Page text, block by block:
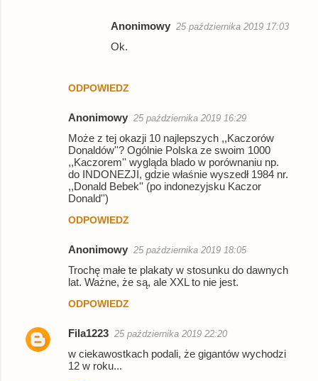
ODPOWIEDZ
Anonimowy 25 października 2019 17:03
Ok.
Anonimowy 25 października 2019 16:29
Może z tej okazji 10 najlepszych ,,Kaczorów
Donaldów''? Ogólnie Polska ze swoim 1000
,,Kaczorem'' wygląda blado w porównaniu np.
do INDONEZJI, gdzie właśnie wyszedł 1984 nr.
,,Donald Bebek'' (po indonezyjsku Kaczor
Donald'')
ODPOWIEDZ
Anonimowy 25 października 2019 18:05
Trochę małe te plakaty w stosunku do dawnych
lat. Ważne, że są, ale XXL to nie jest.
ODPOWIEDZ
Fila1223 25 października 2019 22:20
w ciekawostkach podali, że gigantów wychodzi
12 w roku...